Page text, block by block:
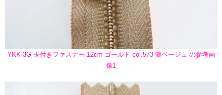
YKK 3G 玉付きファスナー 12cm ゴールド col.573 濃ベージュ の参考画
像1